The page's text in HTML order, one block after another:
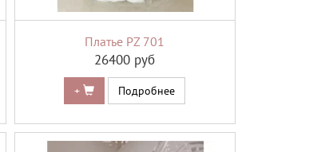
Платье PZ 701
26400 руб
+ Подробнее